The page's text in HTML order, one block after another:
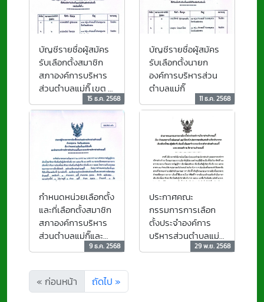
บัญชีรายชื่อผู้สมัคร
รับเลือกตั้งสมาชิก
สภาองค์การบริหาร
ส่วนตำบลแม่กิ๊ เขต 1-
2-3-4-5
15 ธ.ค. 2568
บัญชีรายชื่อผู้สมัคร
รับเลือกตั้งนายก
องค์การบริหารส่วน
ตำบลแม่กิ๊
11 ธ.ค. 2568
กำหนดหน่วยเลือกตั้ง
และที่เลือกตั้งสมาชิก
สภาองค์การบริหาร
ส่วนตำบลแม่กิ๊และ
นายกองค์การบริหาร
9 ธ.ค. 2568
ประกาศคณะ
กรรมการการเลือก
ตั้งประจำองค์การ
บริหารส่วนตำบลแม่กิ๊
เรื่อง กำหนดสถานที่
29 พ.ย. 2568
« ก่อนหน้า ถัดไป »